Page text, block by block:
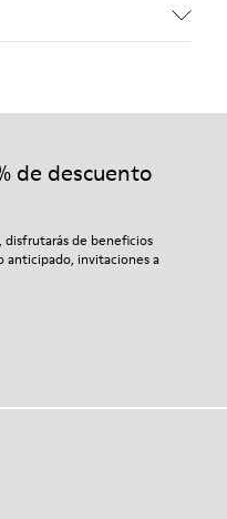
materiales de primera
los protegerá y
sobre cómo cuidar de
del calzado.
de descuento
disfrutarás de beneficios
anticipado, invitaciones a